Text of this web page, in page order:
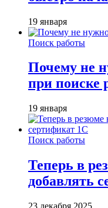
19 января
Поиск работы
Почему не
при поиске
19 января
Поиск работы
Теперь в
добавлять